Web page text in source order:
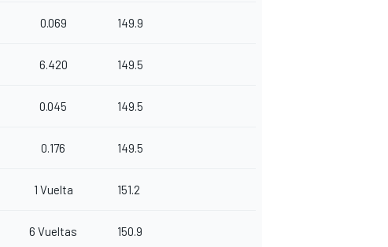
0.069 149.9
6.420 149.5
0.045 149.5
0.176 149.5
1 Vuelta 151.2
6 Vueltas 150.9